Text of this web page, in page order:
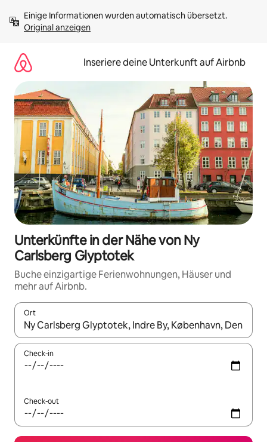
Inhalten
springenOriginal anzeigen
Inseriere deine Unterkunft auf Airbnb
Unterkünfte in der Nähe von Ny
Carlsberg Glyptotek
Buche einzigartige Ferienwohnungen, Häuser und
mehr auf Airbnb.
Ort
Wenn Ergebnisse verfügbar sind, navigiere mit den
Check-in
Check-out